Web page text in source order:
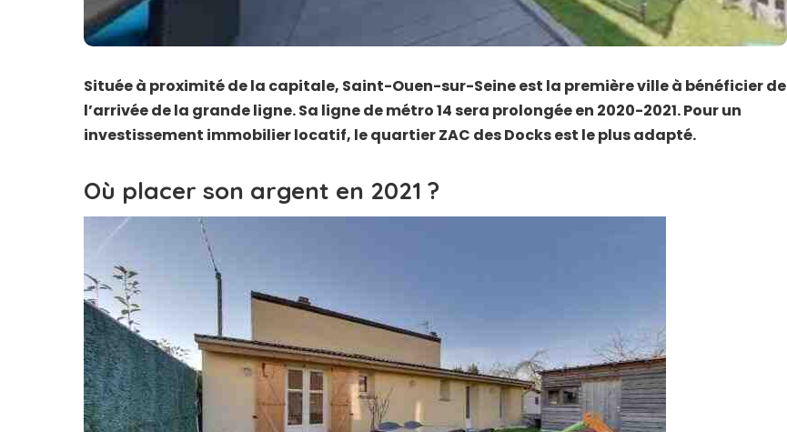
Située à proximité de la capitale, Saint-Ouen-sur-Seine est la première ville à bénéficier de
l’arrivée de la grande ligne. Sa ligne de métro 14 sera prolongée en 2020-2021. Pour un
investissement immobilier locatif, le quartier ZAC des Docks est le plus adapté.
Où placer son argent en 2021 ?